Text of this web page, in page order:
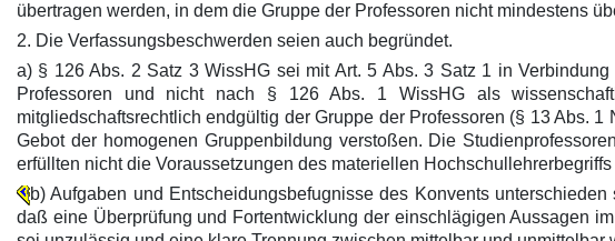
übertragen werden, in dem die Gruppe der Professoren nicht mindestens
2. Die Verfassungsbeschwerden seien auch begründet.
a) § 126 Abs. 2 Satz 3 WissHG sei mit Art. 5 Abs. 3 Satz 1 in
Professoren und nicht nach § 126 Abs. 1 WissHG als
mitgliedschaftsrechtlich endgültig der Gruppe der Professoren (§ 13 Abs.
Gebot der homogenen Gruppenbildung verstoßen. Die
erfüllten nicht die Voraussetzungen des materiellen
b) Aufgaben und Entscheidungsbefugnisse des Konvents
daß eine Überprüfung und Fortentwicklung der einschlägigen Aussagen